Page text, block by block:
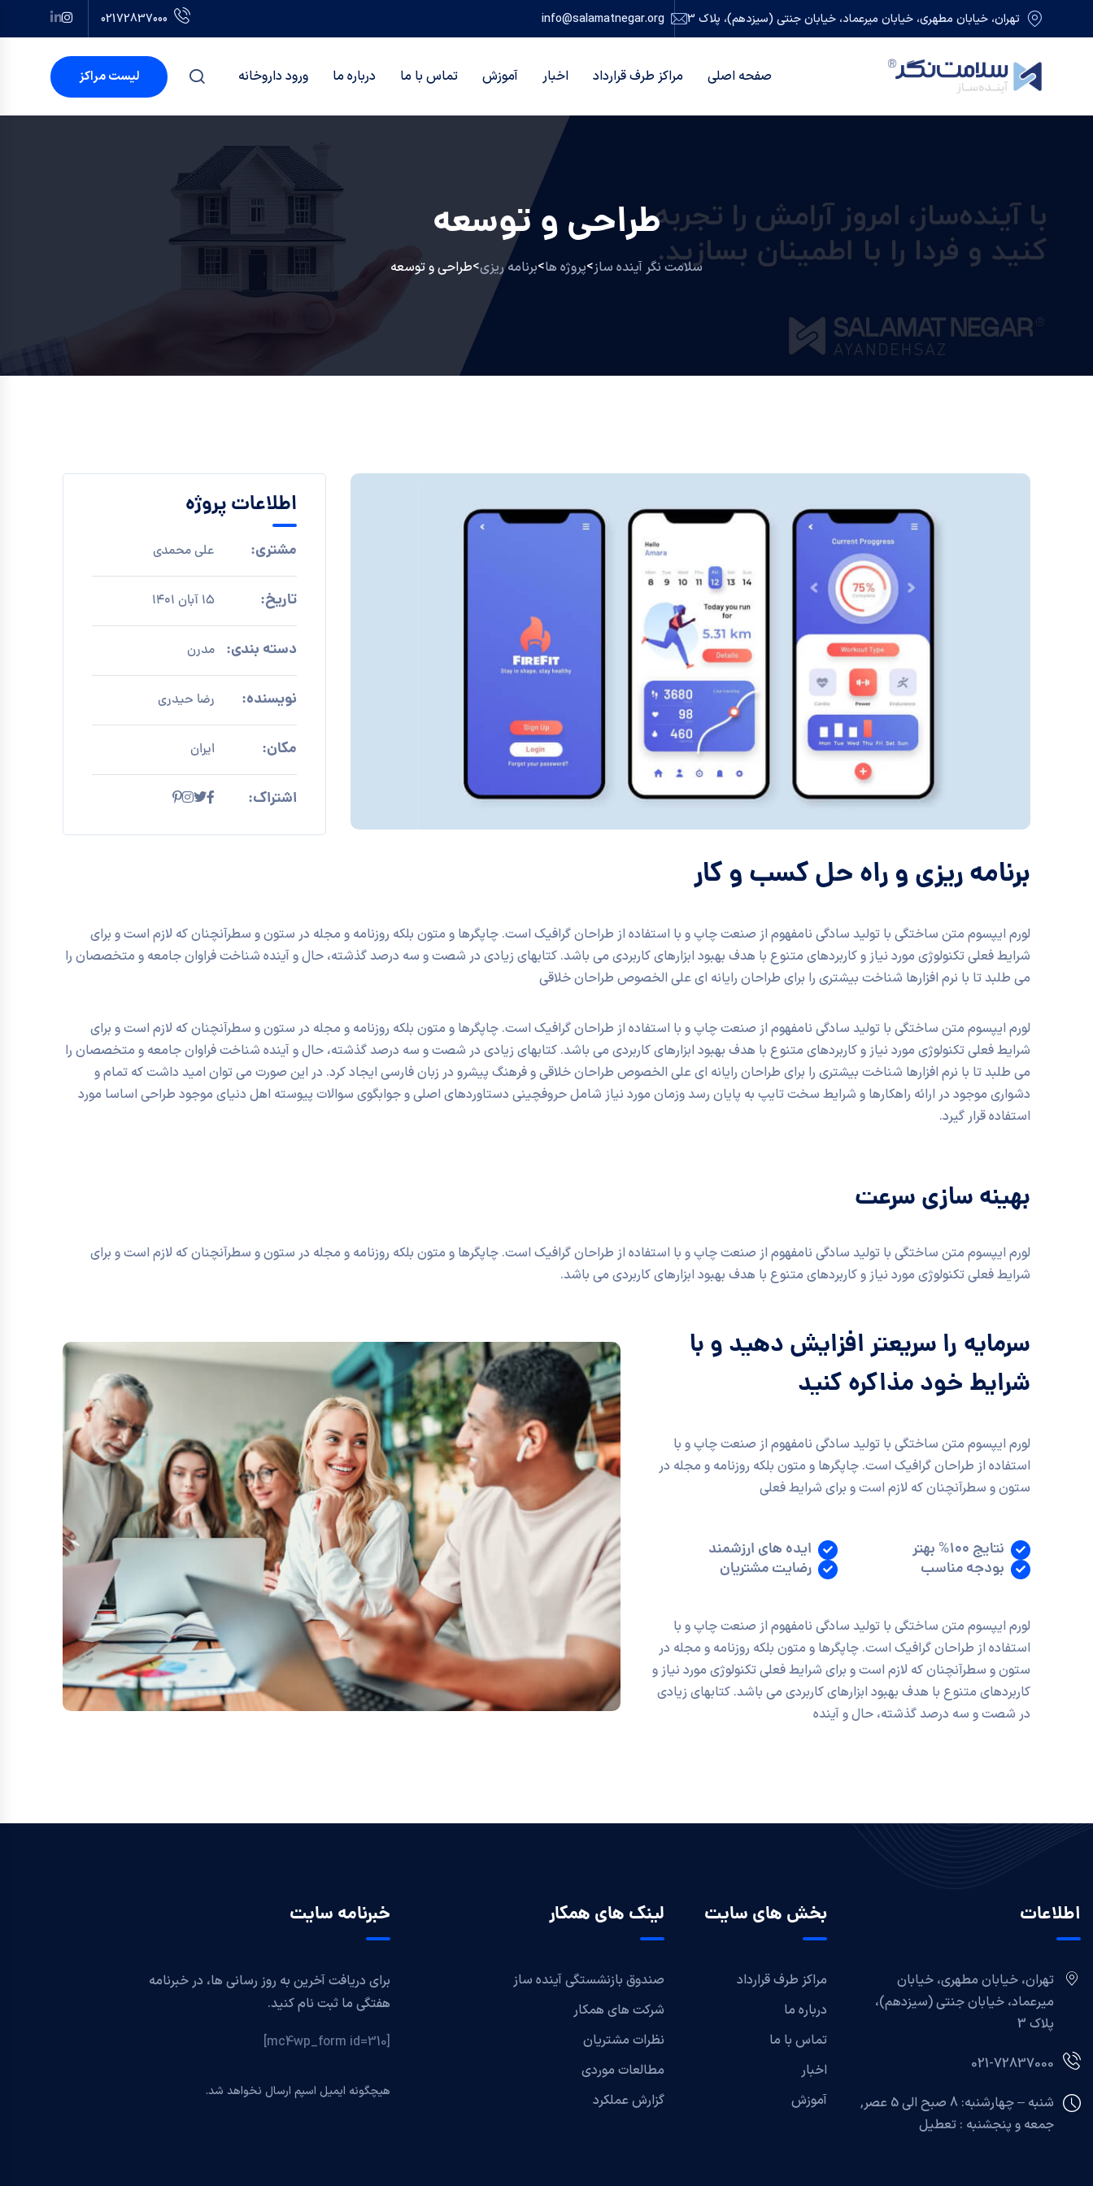
تهران، خیابان مطهری، خیابان میرعماد، خیابان جنتی (سیزدهم)، پلاک 3 info@salamatnegar.org
02172837000
صفحه اصلی مراکز طرف قرارداد اخبار آموزش تماس با ما درباره ما ورود داروخانه لیست مراکز
طراحی و توسعه
سلامت نگر آینده ساز>پروژه ها>برنامه ریزی>طراحی و توسعه
اطلاعات پروژه
مشتری: علی محمدی
تاریخ: 15 آبان 1401
دسته بندی: مدرن
نویسنده: رضا حیدری
مکان: ایران
اشتراک:
برنامه ریزی و راه حل کسب و کار
لورم ایپسوم متن ساختگی با تولید سادگی نامفهوم از صنعت چاپ و با استفاده از طراحان گرافیک است. چاپگرها و متون بلکه روزنامه و مجله در ستون و سطرآنچنان که لازم است و برای
شرایط فعلی تکنولوژی مورد نیاز و کاربردهای متنوع با هدف بهبود ابزارهای کاربردی می باشد. کتابهای زیادی در شصت و سه درصد گذشته، حال و آینده شناخت فراوان جامعه و متخصصان را
می طلبد تا با نرم افزارها شناخت بیشتری را برای طراحان رایانه ای علی الخصوص طراحان خلاقی
لورم ایپسوم متن ساختگی با تولید سادگی نامفهوم از صنعت چاپ و با استفاده از طراحان گرافیک است. چاپگرها و متون بلکه روزنامه و مجله در ستون و سطرآنچنان که لازم است و برای
شرایط فعلی تکنولوژی مورد نیاز و کاربردهای متنوع با هدف بهبود ابزارهای کاربردی می باشد. کتابهای زیادی در شصت و سه درصد گذشته، حال و آینده شناخت فراوان جامعه و متخصصان را
می طلبد تا با نرم افزارها شناخت بیشتری را برای طراحان رایانه ای علی الخصوص طراحان خلاقی و فرهنگ پیشرو در زبان فارسی ایجاد کرد. در این صورت می توان امید داشت که تمام و
دشواری موجود در ارائه راهکارها و شرایط سخت تایپ به پایان رسد وزمان مورد نیاز شامل حروفچینی دستاوردهای اصلی و جوابگوی سوالات پیوسته اهل دنیای موجود طراحی اساسا مورد
استفاده قرار گیرد.
بهینه سازی سرعت
لورم ایپسوم متن ساختگی با تولید سادگی نامفهوم از صنعت چاپ و با استفاده از طراحان گرافیک است. چاپگرها و متون بلکه روزنامه و مجله در ستون و سطرآنچنان که لازم است و برای
شرایط فعلی تکنولوژی مورد نیاز و کاربردهای متنوع با هدف بهبود ابزارهای کاربردی می باشد.
سرمایه را سریعتر افزایش دهید و با
شرایط خود مذاکره کنید
لورم ایپسوم متن ساختگی با تولید سادگی نامفهوم از صنعت چاپ و با
استفاده از طراحان گرافیک است. چاپگرها و متون بلکه روزنامه و مجله در
ستون و سطرآنچنان که لازم است و برای شرایط فعلی
نتایج 100% بهتر
ایده های ارزشمند
بودجه مناسب
رضایت مشتریان
لورم ایپسوم متن ساختگی با تولید سادگی نامفهوم از صنعت چاپ و با
استفاده از طراحان گرافیک است. چاپگرها و متون بلکه روزنامه و مجله در
ستون و سطرآنچنان که لازم است و برای شرایط فعلی تکنولوژی مورد نیاز و
کاربردهای متنوع با هدف بهبود ابزارهای کاربردی می باشد. کتابهای زیادی
در شصت و سه درصد گذشته، حال و آینده
اطلاعات
تهران، خیابان مطهری، خیابان
میرعماد، خیابان جنتی (سیزدهم)،
پلاک 3
021-72837000
شنبه – چهارشنبه: 8 صبح الی 5 عصر,
جمعه و پنجشنبه :تعطیل
بخش های سایت
مراکز طرف قرارداد
درباره ما
تماس با ما
اخبار
آموزش
لینک های همکار
صندوق بازنشستگی آینده ساز
شرکت های همکار
نظرات مشتریان
مطالعات موردی
گزارش عملکرد
خبرنامه سایت
برای دریافت آخرین به روز رسانی ها، در خبرنامه
هفتگی ما ثبت نام کنید.
[mc4wp_form id=310]
هیچگونه ایمیل اسپم ارسال نخواهد شد.